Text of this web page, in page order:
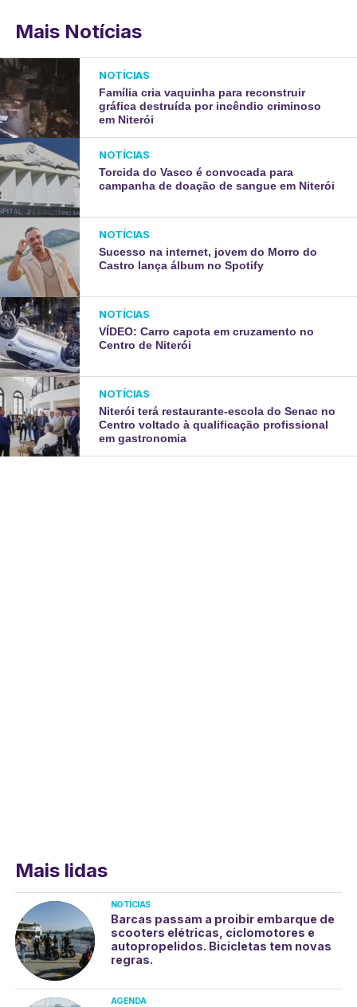
Mais Notícias
NOTÍCIAS
Família cria vaquinha para reconstruir
gráfica destruída por incêndio criminoso
em Niterói
NOTÍCIAS
Torcida do Vasco é convocada para
campanha de doação de sangue em Niterói
NOTÍCIAS
Sucesso na internet, jovem do Morro do
Castro lança álbum no Spotify
NOTÍCIAS
VÍDEO: Carro capota em cruzamento no
Centro de Niterói
NOTÍCIAS
Niterói terá restaurante-escola do Senac no
Centro voltado à qualificação profissional
em gastronomia
Mais lidas
NOTÍCIAS
Barcas passam a proibir embarque de
scooters elétricas, ciclomotores e
autopropelidos. Bicicletas tem novas
regras.
AGENDA